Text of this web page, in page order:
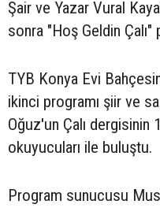
Şair ve Yazar Vural
sonra "Hoş Geldin Çalı"
TYB Konya Evi
ikinci programı şiir ve
Oğuz'un Çalı dergisinin
okuyucuları ile buluştu.
Program sunucusu